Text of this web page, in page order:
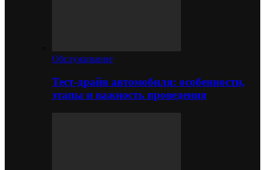
Обслуживание
Тест-драйв автомобиля: особенности,
этапы и важность проведения